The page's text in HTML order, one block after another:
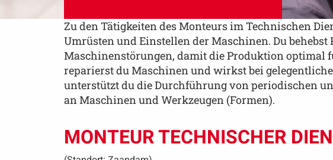
Zu den Tätigkeiten des Monteurs im Technischen
Umrüsten und Einstellen der Maschinen. Du behebst
Maschinenstörungen, damit die Produktion optimal
reparierst du Maschinen und wirkst bei
unterstützt du die Durchführung von periodischen
an Maschinen und Werkzeugen (Formen).
MONTEUR TECHNISCHER